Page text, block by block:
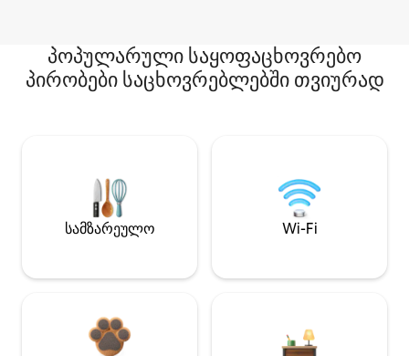
პოპულარული საყოფაცხოვრებო
პირობები საცხოვრებლებში თვიურად
სამზარეულო Wi-Fi